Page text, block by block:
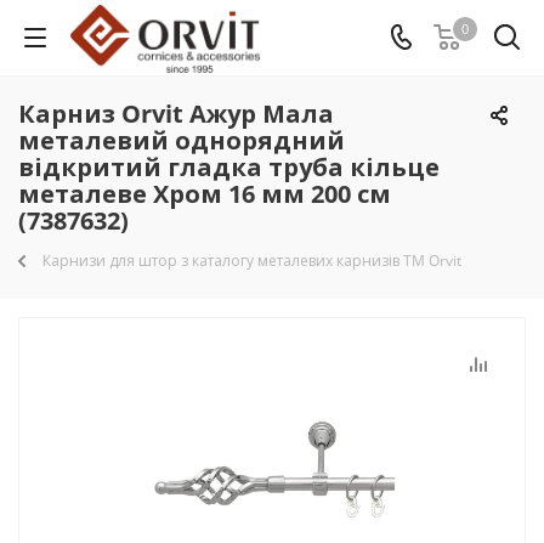
0
Карниз Orvit Ажур Мала
металевий однорядний
відкритий гладка труба кільце
металеве Хром 16 мм 200 см
(7387632)
Карнизи для штор з каталогу металевих карнизів TM Orvit